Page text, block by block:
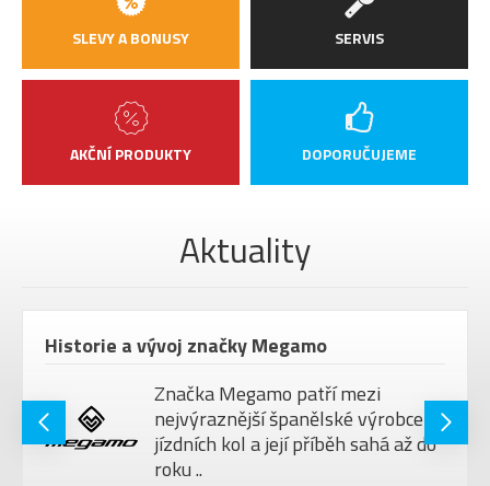
SLEVY A BONUSY
AKČNÍ PRODUKTY
SERVIS
DOPORUČUJEME
Aktuality
Historie a vývoj značky Megamo
Značka Megamo patří mezi
nejvýraznější španělské výrobce
jízdních kol a její příběh sahá až do
roku ..